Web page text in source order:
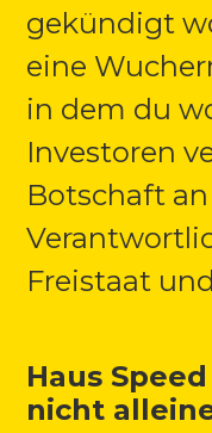
gekündigt
eine
in dem du
Investoren
Botschaft
Freistaat
Haus
nicht